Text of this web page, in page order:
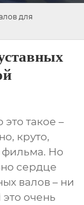
для
такое –
круто,
фильма. Но
сердце
валов – ни
очень